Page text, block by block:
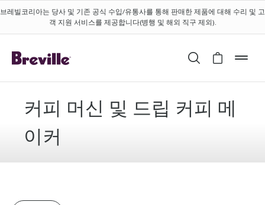
브레빌코리아는 당사 및 기존 공식 수입/유통사를 통해 판매한 제품에 대해 수리 및 고
객 지원 서비스를 제공합니다(병행 및 해외 직구 제외).
검색Cart is
커피 머신 및 드립 커피 메
이커